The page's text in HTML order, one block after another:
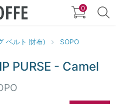
0
ベルト 財布) SOPO
PURSE - Camel